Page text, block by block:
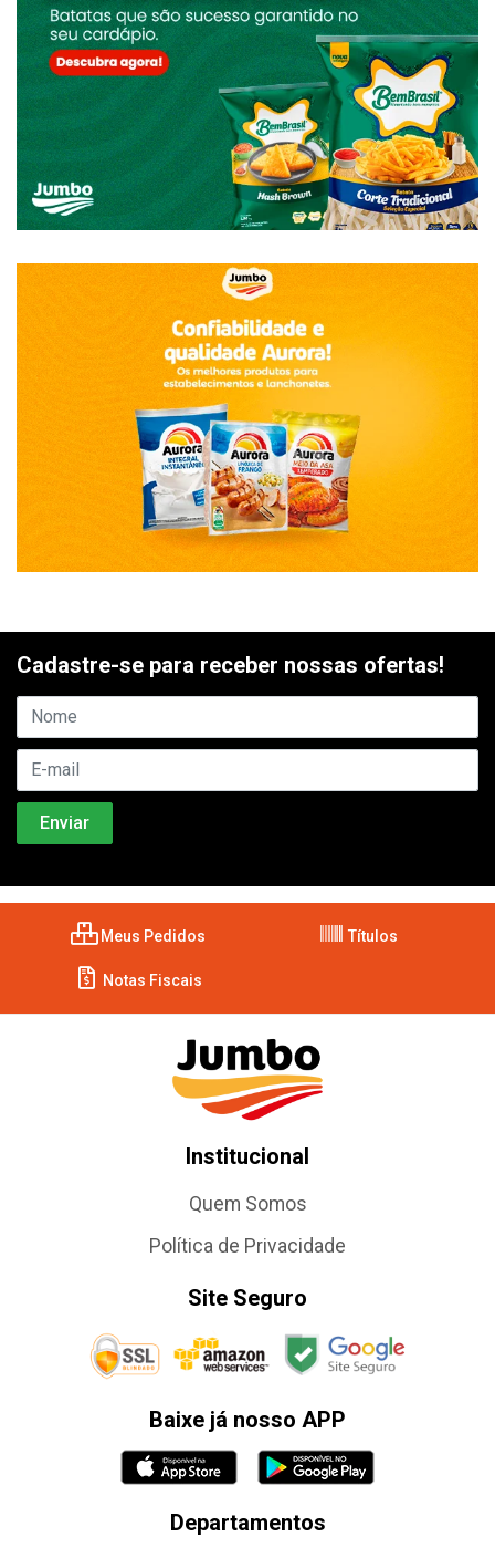
Cadastre-se para receber nossas ofertas!
Meus Pedidos Títulos
Notas Fiscais
Institucional
Quem Somos
Política de Privacidade
Site Seguro
Baixe já nosso APP
Departamentos